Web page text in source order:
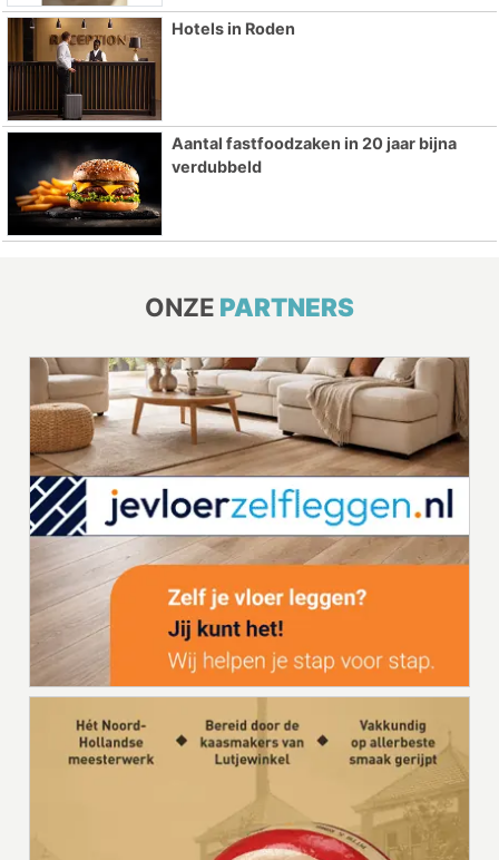
Hotels in Roden
Aantal fastfoodzaken in 20 jaar bijna
verdubbeld
ONZE PARTNERS